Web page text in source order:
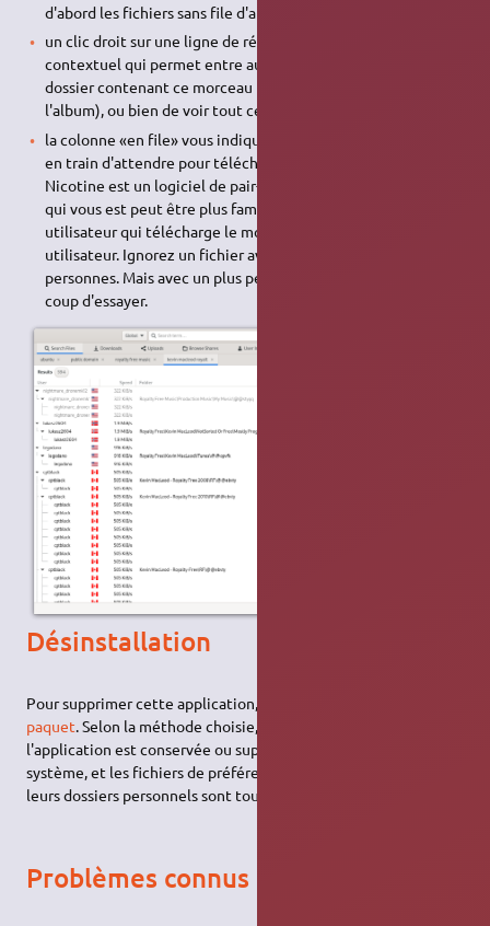
d'abord les fichiers sans file d'attente.
un clic droit sur une ligne de résultat vous donne un menu
contextuel qui permet entre autres de télécharger le
dossier contenant ce morceau (il s'agit normalement de
l'album), ou bien de voir tout ce que cet utilisateur partage.
la colonne «en file» vous indique combien de personnes sont
en train d'attendre pour télécharger ce morceau. En effet
Nicotine est un logiciel de pair-à-pair différent du bittorrent,
qui vous est peut être plus familier. Chez Nicotine, c'est 1
utilisateur qui télécharge le morceau chez 1 autre
utilisateur. Ignorez un fichier avec une file d'une dizaine de
personnes. Mais avec un plus petite file, cela vaut toujours le
coup d'essayer.
Désinstallation
Pour supprimer cette application, il suffit de
paquet. Selon la méthode choisie, le configuration globale de
l'application est conservée ou supprimée. Les journaux du
système, et les fichiers de préférence des utilisateurs dans
leurs dossiers personnels sont toujours conservés.
Problèmes connus